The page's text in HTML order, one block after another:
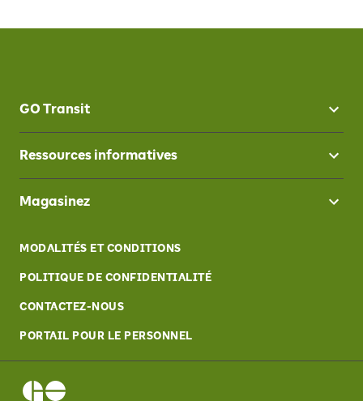
GO Transit
Ressources informatives
Magasinez
MODALITÉS ET CONDITIONS
POLITIQUE DE CONFIDENTIALITÉ
CONTACTEZ-NOUS
PORTAIL POUR LE PERSONNEL